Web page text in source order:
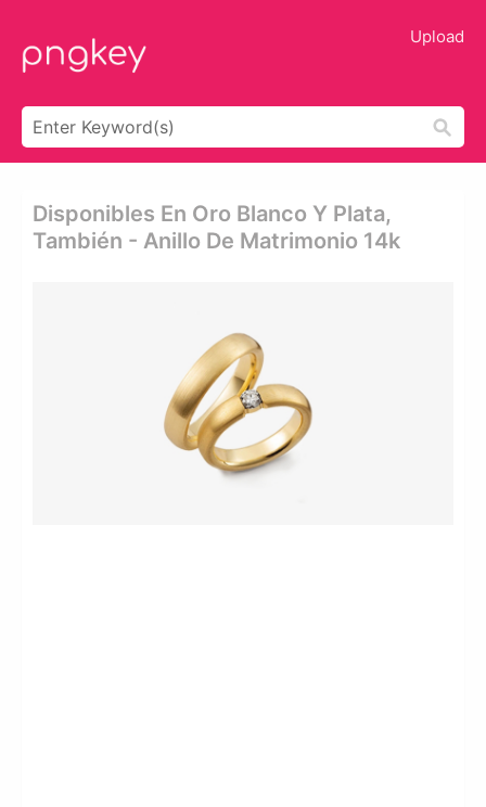
Upload
Disponibles En Oro Blanco Y Plata,
También - Anillo De Matrimonio 14k